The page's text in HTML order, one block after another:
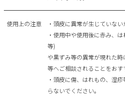
使用上の注意
・頭皮に異常が生じていな
・使用中や使用後に赤み、
等)
や黒ずみ等の異常が現れた
等へご相談されることをおす
・頭皮に傷、はれもの、湿
らないでください。